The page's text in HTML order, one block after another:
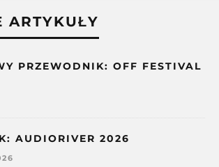
ARTYKUŁY
PRZEWODNIK: OFF FESTIVAL
AUDIORIVER 2026